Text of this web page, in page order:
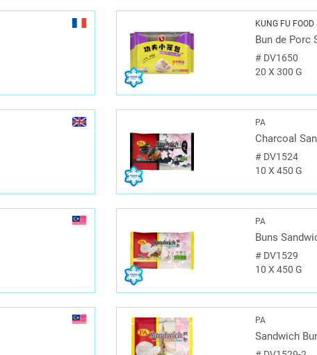
KUNG FU FOOD
Bun de Porc
# DV1650
20 X 300 G
PA
Charcoal
# DV1524
10 X 450 G
PA
Buns
# DV1529
10 X 450 G
PA
Sandwich